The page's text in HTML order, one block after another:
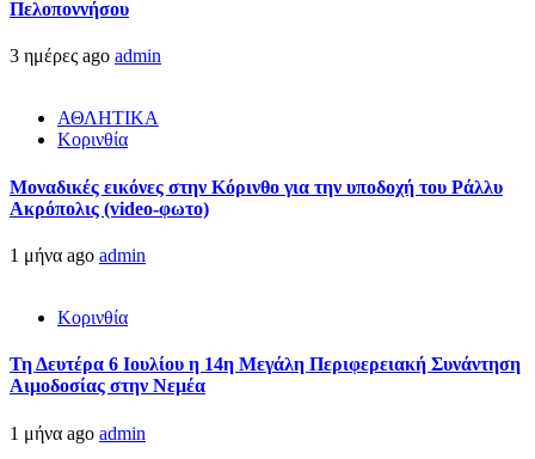
Πελοποννήσου
3 ημέρες ago admin
ΑΘΛΗΤΙΚΑ
Κορινθία
Μοναδικές εικόνες στην Κόρινθο για την υποδοχή του Ράλλυ
Ακρόπολις (video-φωτο)
1 μήνα ago admin
Κορινθία
Τη Δευτέρα 6 Ιουλίου η 14η Μεγάλη Περιφερειακή Συνάντηση
Αιμοδοσίας στην Νεμέα
1 μήνα ago admin